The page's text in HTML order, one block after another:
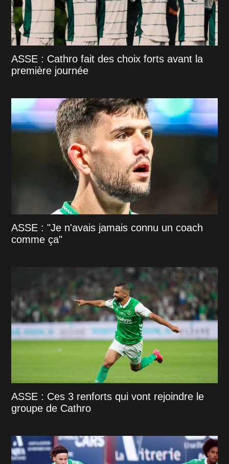
ASSE : Cathro fait des choix forts avant la
première journée
ASSE : "Je n'avais jamais connu un coach
comme ça"
ASSE : Ces 3 renforts qui vont rejoindre le
groupe de Cathro